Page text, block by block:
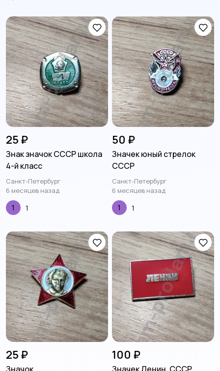
25 ₽
Знак значок СССР школа
4-й класс
Санкт-Петербург
6 месяцев назад
1
50 ₽
Значек юный стрелок
СССР
Санкт-Петербург
6 месяцев назад
1
25 ₽ 100 ₽